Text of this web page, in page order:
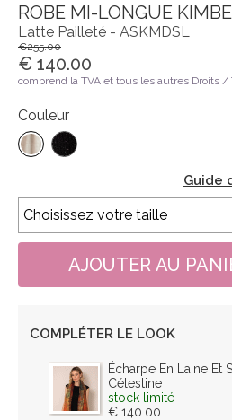
ROBE MI-LONGUE
Latte Pailleté - ASKMDSL
€255.00
€ 140.00
comprend la TVA et tous les autres Droits /
Couleur
Guide
COMPLÉTER LE LOOK
Écharpe En Laine Et
Célestine
stock limité
€ 140.00